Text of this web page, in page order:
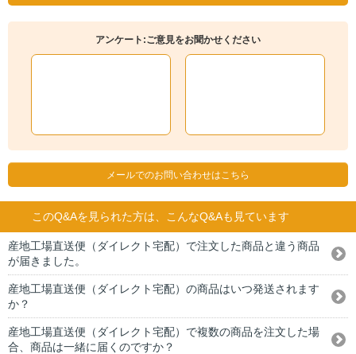
アンケート:ご意見をお聞かせください
メールでのお問い合わせはこちら
このQ&Aを見られた方は、こんなQ&Aも見ています
産地工場直送便（ダイレクト宅配）で注文した商品と違う商品
が届きました。
産地工場直送便（ダイレクト宅配）の商品はいつ発送されます
か？
産地工場直送便（ダイレクト宅配）で複数の商品を注文した場
合、商品は一緒に届くのですか？